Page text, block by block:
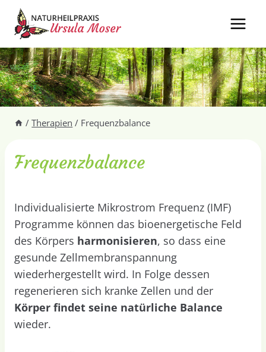
Zum
Inhalt
springen
/ Therapien / Frequenzbalance
Frequenzbalance
Individualisierte Mikrostrom Frequenz (IMF)
Programme können das bioenergetische Feld
des Körpers harmonisieren, so dass eine
gesunde Zellmembranspannung
wiederhergestellt wird. In Folge dessen
regenerieren sich kranke Zellen und der
Körper findet seine natürliche Balance
wieder.